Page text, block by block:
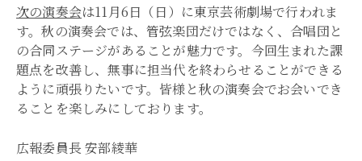
次の演奏会は11月6日（日）に東京芸術劇場で行われま
す。秋の演奏会では、管弦楽団だけではなく、合唱団と
の合同ステージがあることが魅力です。今回生まれた課
題点を改善し、無事に担当代を終わらせることができる
ように頑張りたいです。皆様と秋の演奏会でお会いでき
ることを楽しみにしております。
広報委員長 安部綾華